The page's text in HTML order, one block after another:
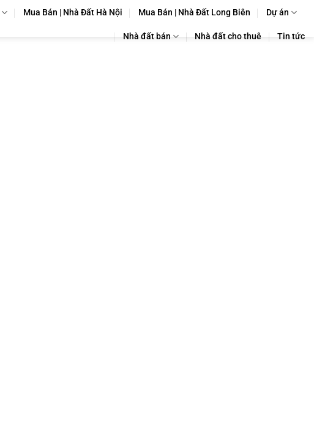
Mua Bán | Nhà Đất Hà Nội Mua Bán | Nhà Đất Long Biên Dự án
Nhà đất bán Nhà đất cho thuê Tin tức